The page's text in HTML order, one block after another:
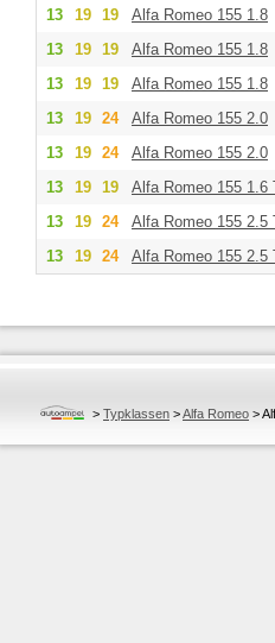
13
19 19 Alfa Romeo 155 1.8
13
19 19 Alfa Romeo 155 1.8
13
19 19 Alfa Romeo 155 1.8
13
19 24 Alfa Romeo 155 2.0
13
19 24 Alfa Romeo 155 2.0
13
19 19 Alfa Romeo 155 1.6
13
19 24 Alfa Romeo 155 2.5
13
19 24 Alfa Romeo 155 2.5
> Typklassen >Alfa Romeo >